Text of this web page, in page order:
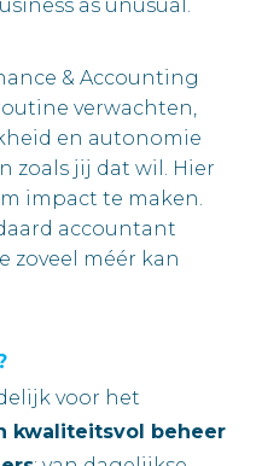
as unusual.
& Accounting
verwachten,
en autonomie
zoals jij dat wil. Hier
impact te maken.
accountant
zoveel méér kan
voor het
kwaliteitsvol beheer